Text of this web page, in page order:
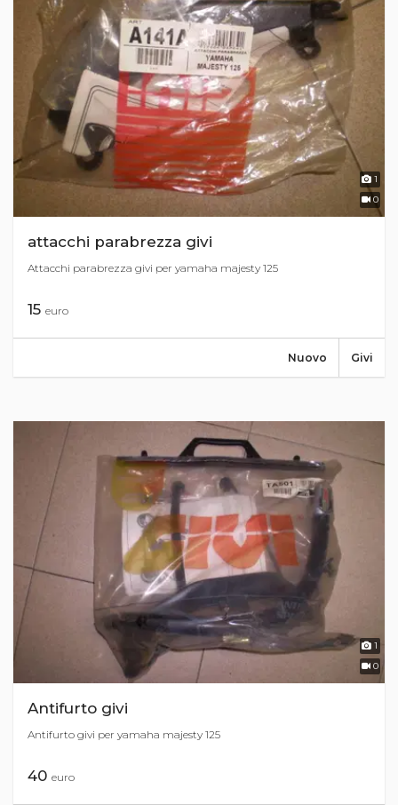
1
0
attacchi parabrezza givi
Attacchi parabrezza givi per yamaha majesty 125
15 euro
Givi
Nuovo
1
0
Antifurto givi
Antifurto givi per yamaha majesty 125
40 euro